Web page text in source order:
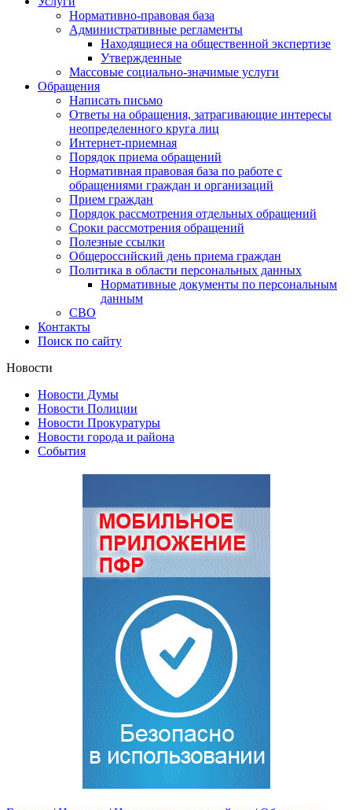
Нормативно-правовая база
Административные регламенты
Находящиеся на общественной экспертизе
Утвержденные
Массовые социально-значимые услуги
Обращения
Написать письмо
Ответы на обращения, затрагивающие интересы
неопределенного круга лиц
Интернет-приемная
Порядок приема обращений
Нормативная правовая база по работе с
обращениями граждан и организаций
Прием граждан
Порядок рассмотрения отдельных обращений
Сроки рассмотрения обращений
Полезные ссылки
Общероссийский день приема граждан
Политика в области персональных данных
Нормативные документы по персональным
данным
СВО
Контакты
Поиск по сайту
Новости
Новости Думы
Новости Полиции
Новости Прокуратуры
Новости города и района
События